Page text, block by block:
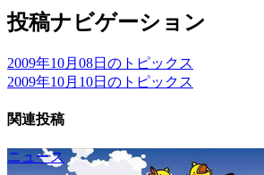
投稿ナビゲーション
2009年10月08日のトピックス
2009年10月10日のトピックス
関連投稿
ニュース